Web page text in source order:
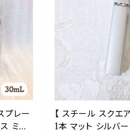
プレー
ミス
【 スチール スクエ
1本 マット シルバ